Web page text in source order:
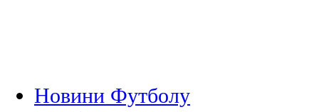
Новини Футболу